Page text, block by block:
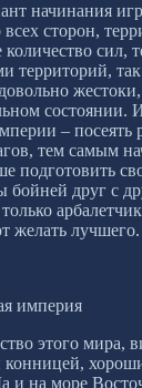
начинания
сторон,
количество сил,
территорий,
состоянии.
– посеять
тем самым
подготовить
бойней друг с
желать лучшего.
империя
этого мира,
конницей,
и на море